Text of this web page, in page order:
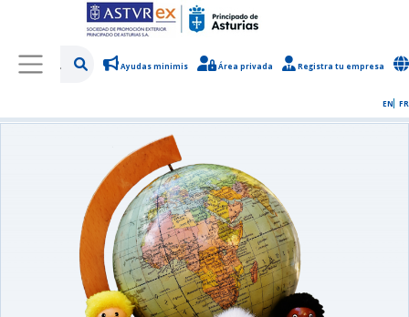
Ayudas minimis Área privada Registra tu empresa
EN FR